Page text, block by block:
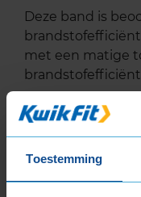
Toestemming
Deze band is
met een matige
In de categorie
gewaardeerd
deze band zeer